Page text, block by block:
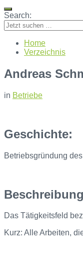
Search:
Home
Verzeichnis
Andreas
in Betriebe
Geschichte:
Betriebsgründung
Das Tätigkeitsfeld
Kurz: Alle Arbeiten,